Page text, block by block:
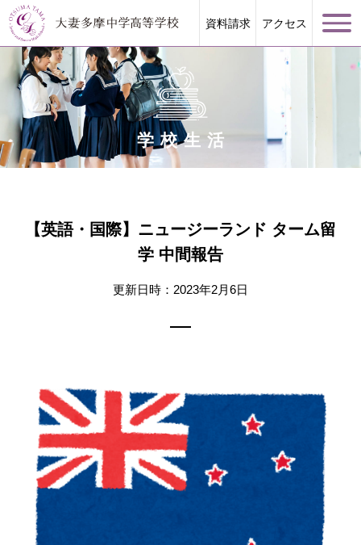
資料請求 アクセス
学校案内
学校生活
【英語・国際】ニュージーランド ターム留
学 中間報告
更新日時：2023年2月6日